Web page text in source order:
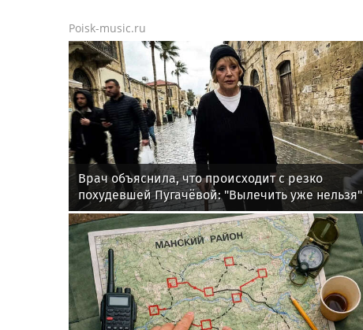
Poisk-music.ru
Врач объяснила, что происходит с резко
похудевшей Пугачёвой: "Вылечить уже нельзя"